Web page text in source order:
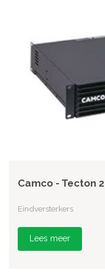
Camco - Tecton
Eindversterkers
Lees meer